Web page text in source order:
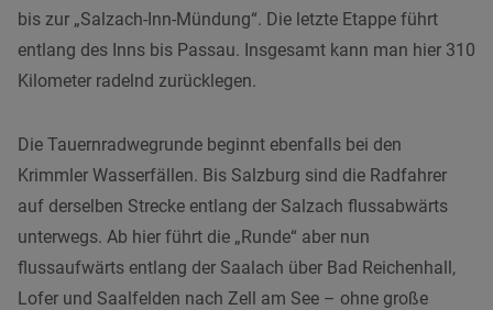
bis zur „Salzach-Inn-Mündung“. Die letzte Etappe führt
entlang des Inns bis Passau. Insgesamt kann man hier 310
Kilometer radelnd zurücklegen.
Die Tauernradwegrunde beginnt ebenfalls bei den
Krimmler Wasserfällen. Bis Salzburg sind die Radfahrer
auf derselben Strecke entlang der Salzach flussabwärts
unterwegs. Ab hier führt die „Runde“ aber nun
flussaufwärts entlang der Saalach über Bad Reichenhall,
Lofer und Saalfelden nach Zell am See – ohne große